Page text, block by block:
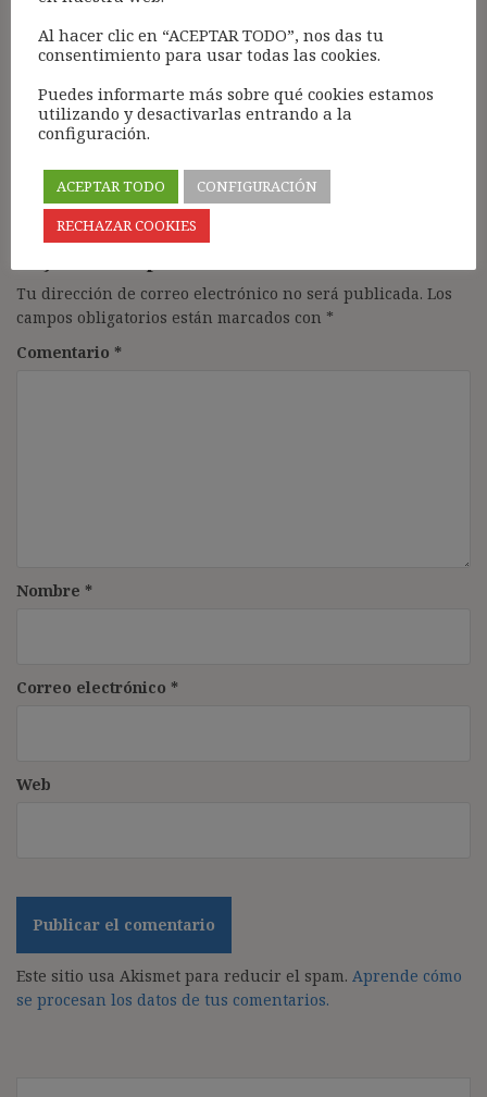
interesaban.Pues bien los jueces de una forma
infantil llevan tiempo haciendo el juego a estas
empresa y olvidándose de una forma infantil del
rompen el equilibrio .conseguido con esta ley
Tu dirección de correo electrónico no será publicada. Los
campos obligatorios están marcados con *
Comentario *
Nombre *
Correo electrónico *
Web
Este sitio usa Akismet para reducir el spam. Aprende cómo
se procesan los datos de tus comentarios.
Al hacer clic en “ACEPTAR TODO”, nos das tu
consentimiento para usar todas las cookies.
Puedes informarte más sobre qué cookies estamos
utilizando y desactivarlas entrando a la
configuración.
ACEPTAR TODO
CONFIGURACIÓN
RECHAZAR COOKIES